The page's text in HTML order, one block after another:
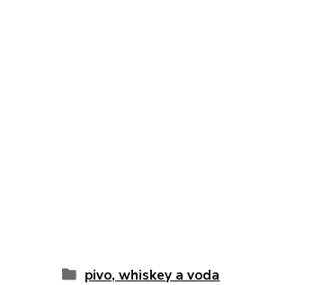
pivo, whiskey a voda